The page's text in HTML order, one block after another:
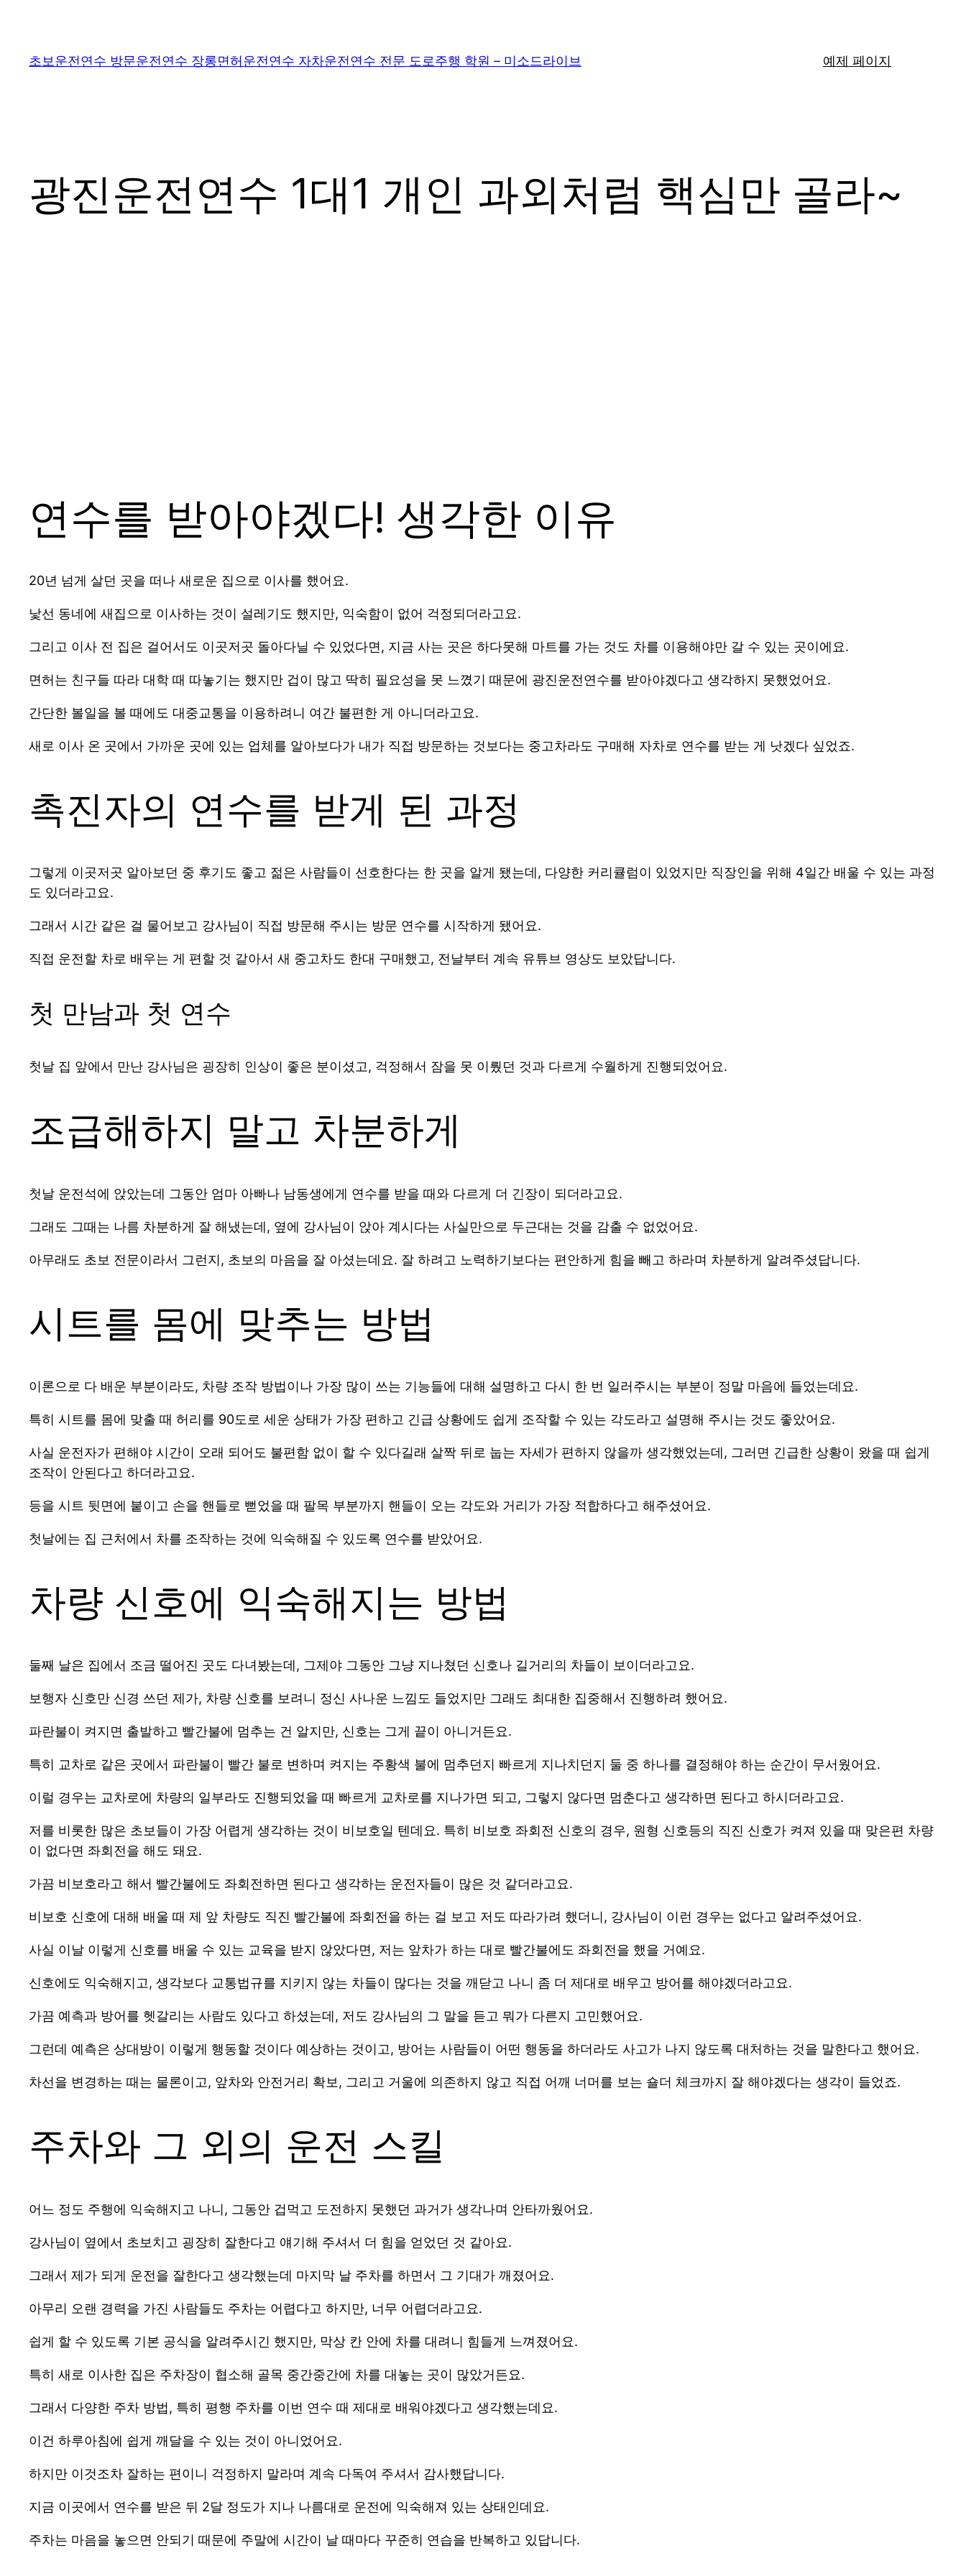
초보운전연수 방문운전연수 장롱면허운전연수 자차운전연수 전문 도로주행 학원 – 미소드라이브 예제 페이지
광진운전연수 1대1 개인 과외처럼 핵심만 골라~
연수를 받아야겠다! 생각한 이유
20년 넘게 살던 곳을 떠나 새로운 집으로 이사를 했어요.
낯선 동네에 새집으로 이사하는 것이 설레기도 했지만, 익숙함이 없어 걱정되더라고요.
그리고 이사 전 집은 걸어서도 이곳저곳 돌아다닐 수 있었다면, 지금 사는 곳은 하다못해 마트를 가는 것도 차를 이용해야만 갈 수 있는 곳이에요.
면허는 친구들 따라 대학 때 따놓기는 했지만 겁이 많고 딱히 필요성을 못 느꼈기 때문에 광진운전연수를 받아야겠다고 생각하지 못했었어요.
간단한 볼일을 볼 때에도 대중교통을 이용하려니 여간 불편한 게 아니더라고요.
새로 이사 온 곳에서 가까운 곳에 있는 업체를 알아보다가 내가 직접 방문하는 것보다는 중고차라도 구매해 자차로 연수를 받는 게 낫겠다 싶었죠.
촉진자의 연수를 받게 된 과정
그렇게 이곳저곳 알아보던 중 후기도 좋고 젊은 사람들이 선호한다는 한 곳을 알게 됐는데, 다양한 커리큘럼이 있었지만 직장인을 위해 4일간 배울 수 있는 과정
도 있더라고요.
그래서 시간 같은 걸 물어보고 강사님이 직접 방문해 주시는 방문 연수를 시작하게 됐어요.
직접 운전할 차로 배우는 게 편할 것 같아서 새 중고차도 한대 구매했고, 전날부터 계속 유튜브 영상도 보았답니다.
첫 만남과 첫 연수
첫날 집 앞에서 만난 강사님은 굉장히 인상이 좋은 분이셨고, 걱정해서 잠을 못 이뤘던 것과 다르게 수월하게 진행되었어요.
조급해하지 말고 차분하게
첫날 운전석에 앉았는데 그동안 엄마 아빠나 남동생에게 연수를 받을 때와 다르게 더 긴장이 되더라고요.
그래도 그때는 나름 차분하게 잘 해냈는데, 옆에 강사님이 앉아 계시다는 사실만으로 두근대는 것을 감출 수 없었어요.
아무래도 초보 전문이라서 그런지, 초보의 마음을 잘 아셨는데요. 잘 하려고 노력하기보다는 편안하게 힘을 빼고 하라며 차분하게 알려주셨답니다.
시트를 몸에 맞추는 방법
이론으로 다 배운 부분이라도, 차량 조작 방법이나 가장 많이 쓰는 기능들에 대해 설명하고 다시 한 번 일러주시는 부분이 정말 마음에 들었는데요.
특히 시트를 몸에 맞출 때 허리를 90도로 세운 상태가 가장 편하고 긴급 상황에도 쉽게 조작할 수 있는 각도라고 설명해 주시는 것도 좋았어요.
사실 운전자가 편해야 시간이 오래 되어도 불편함 없이 할 수 있다길래 살짝 뒤로 눕는 자세가 편하지 않을까 생각했었는데, 그러면 긴급한 상황이 왔을 때 쉽게
조작이 안된다고 하더라고요.
등을 시트 뒷면에 붙이고 손을 핸들로 뻗었을 때 팔목 부분까지 핸들이 오는 각도와 거리가 가장 적합하다고 해주셨어요.
첫날에는 집 근처에서 차를 조작하는 것에 익숙해질 수 있도록 연수를 받았어요.
차량 신호에 익숙해지는 방법
둘째 날은 집에서 조금 떨어진 곳도 다녀봤는데, 그제야 그동안 그냥 지나쳤던 신호나 길거리의 차들이 보이더라고요.
보행자 신호만 신경 쓰던 제가, 차량 신호를 보려니 정신 사나운 느낌도 들었지만 그래도 최대한 집중해서 진행하려 했어요.
파란불이 켜지면 출발하고 빨간불에 멈추는 건 알지만, 신호는 그게 끝이 아니거든요.
특히 교차로 같은 곳에서 파란불이 빨간 불로 변하며 켜지는 주황색 불에 멈추던지 빠르게 지나치던지 둘 중 하나를 결정해야 하는 순간이 무서웠어요.
이럴 경우는 교차로에 차량의 일부라도 진행되었을 때 빠르게 교차로를 지나가면 되고, 그렇지 않다면 멈춘다고 생각하면 된다고 하시더라고요.
저를 비롯한 많은 초보들이 가장 어렵게 생각하는 것이 비보호일 텐데요. 특히 비보호 좌회전 신호의 경우, 원형 신호등의 직진 신호가 켜져 있을 때 맞은편 차량
이 없다면 좌회전을 해도 돼요.
가끔 비보호라고 해서 빨간불에도 좌회전하면 된다고 생각하는 운전자들이 많은 것 같더라고요.
비보호 신호에 대해 배울 때 제 앞 차량도 직진 빨간불에 좌회전을 하는 걸 보고 저도 따라가려 했더니, 강사님이 이런 경우는 없다고 알려주셨어요.
사실 이날 이렇게 신호를 배울 수 있는 교육을 받지 않았다면, 저는 앞차가 하는 대로 빨간불에도 좌회전을 했을 거예요.
신호에도 익숙해지고, 생각보다 교통법규를 지키지 않는 차들이 많다는 것을 깨닫고 나니 좀 더 제대로 배우고 방어를 해야겠더라고요.
가끔 예측과 방어를 헷갈리는 사람도 있다고 하셨는데, 저도 강사님의 그 말을 듣고 뭐가 다른지 고민했어요.
그런데 예측은 상대방이 이렇게 행동할 것이다 예상하는 것이고, 방어는 사람들이 어떤 행동을 하더라도 사고가 나지 않도록 대처하는 것을 말한다고 했어요.
차선을 변경하는 때는 물론이고, 앞차와 안전거리 확보, 그리고 거울에 의존하지 않고 직접 어깨 너머를 보는 숄더 체크까지 잘 해야겠다는 생각이 들었죠.
주차와 그 외의 운전 스킬
어느 정도 주행에 익숙해지고 나니, 그동안 겁먹고 도전하지 못했던 과거가 생각나며 안타까웠어요.
강사님이 옆에서 초보치고 굉장히 잘한다고 얘기해 주셔서 더 힘을 얻었던 것 같아요.
그래서 제가 되게 운전을 잘한다고 생각했는데 마지막 날 주차를 하면서 그 기대가 깨졌어요.
아무리 오랜 경력을 가진 사람들도 주차는 어렵다고 하지만, 너무 어렵더라고요.
쉽게 할 수 있도록 기본 공식을 알려주시긴 했지만, 막상 칸 안에 차를 대려니 힘들게 느껴졌어요.
특히 새로 이사한 집은 주차장이 협소해 골목 중간중간에 차를 대놓는 곳이 많았거든요.
그래서 다양한 주차 방법, 특히 평행 주차를 이번 연수 때 제대로 배워야겠다고 생각했는데요.
이건 하루아침에 쉽게 깨달을 수 있는 것이 아니었어요.
하지만 이것조차 잘하는 편이니 걱정하지 말라며 계속 다독여 주셔서 감사했답니다.
지금 이곳에서 연수를 받은 뒤 2달 정도가 지나 나름대로 운전에 익숙해져 있는 상태인데요.
주차는 마음을 놓으면 안되기 때문에 주말에 시간이 날 때마다 꾸준히 연습을 반복하고 있답니다.